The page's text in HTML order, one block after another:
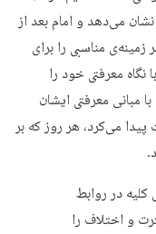
می‌دهد و امام بعد از
مناسبی را برای
معرفتی خود را
مبانی معرفتی ایشان
می‌کرد، هر روز که بر
در روابط
و اختلاف را